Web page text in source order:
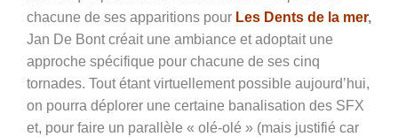
chacune de ses apparitions pour Les Dents de la mer,
Jan De Bont créait une ambiance et adoptait une
approche spécifique pour chacune de ses cinq
tornades. Tout étant virtuellement possible aujourd’hui,
on pourra déplorer une certaine banalisation des SFX
et, pour faire un parallèle « olé-olé » (mais justifié car